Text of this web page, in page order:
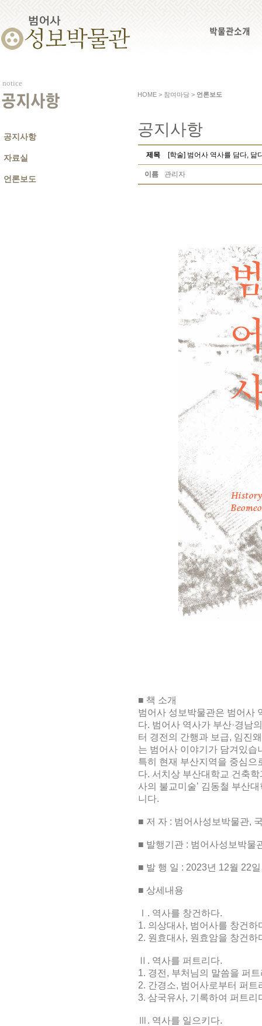
박물관소개
notice
공지사항
공지사항
자료실
언론보도
HOME > 참여마당 > 언론보도
공지사항
제목 [학술] 범어사 역사를 담다, 닮
이름 관리자
■ 책 소개
범어사 성보박물관은 범어사
다. 범어사 역사가 부산·경남
터 경전의 간행과 보급, 임진
는 범어사 이야기가 담겨있습
특히 현재 부산지역을 중심
다. 서치상 부산대학교 건축
사의 불교미술’ 김동철 부산
니다.
■ 저 자 : 범어사성보박물관,
■ 발행기관 : 범어사성보박물
■ 발 행 일 : 2023년 12월 22일
■ 상세내용
Ⅰ . 역사를 창건하다.
1. 의상대사, 범어사를 창건하
2. 원효대사, 원효암을 창건하
Ⅱ . 역사를 퍼트리다.
1. 경전 , 부처님의 말씀을 퍼
2. 간경소, 범어사로부터 퍼트
3. 삼국유사, 기록하여 퍼트리
Ⅲ . 역사를 일으키다.